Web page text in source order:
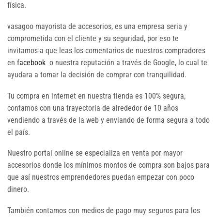
física.
vasagoo mayorista de accesorios, es una empresa seria y
comprometida con el cliente y su seguridad, por eso te
invitamos a que leas los comentarios de nuestros compradores
en facebook o nuestra reputación a través de Google, lo cual te
ayudara a tomar la decisión de comprar con tranquilidad.
Tu compra en internet en nuestra tienda es 100% segura,
contamos con una trayectoria de alrededor de 10 años
vendiendo a través de la web y enviando de forma segura a todo
el país.
Nuestro portal online se especializa en venta por mayor
accesorios donde los mínimos montos de compra son bajos para
que así nuestros emprendedores puedan empezar con poco
dinero.
También contamos con medios de pago muy seguros para los